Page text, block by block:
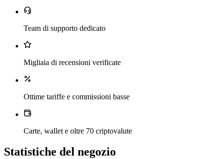
Team di supporto dedicato
Migliaia di recensioni verificate
Ottime tariffe e commissioni basse
Carte, wallet e oltre 70 criptovalute
Statistiche del negozio